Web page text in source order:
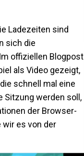
Ladezeiten sind
sich die
offiziellen Blogpost
als Video gezeigt,
schnell mal eine
Sitzung werden soll,
der Browser-
es von der